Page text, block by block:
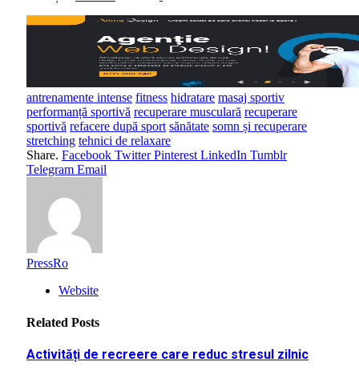
antrenamente intense fitness hidratare masaj sportiv
performanță sportivă recuperare musculară recuperare
sportivă refacere după sport sănătate somn și recuperare
stretching tehnici de relaxare
Share. Facebook Twitter Pinterest LinkedIn Tumblr
Telegram Email
PressRo
Website
Related Posts
Activități de recreere care reduc stresul zilnic